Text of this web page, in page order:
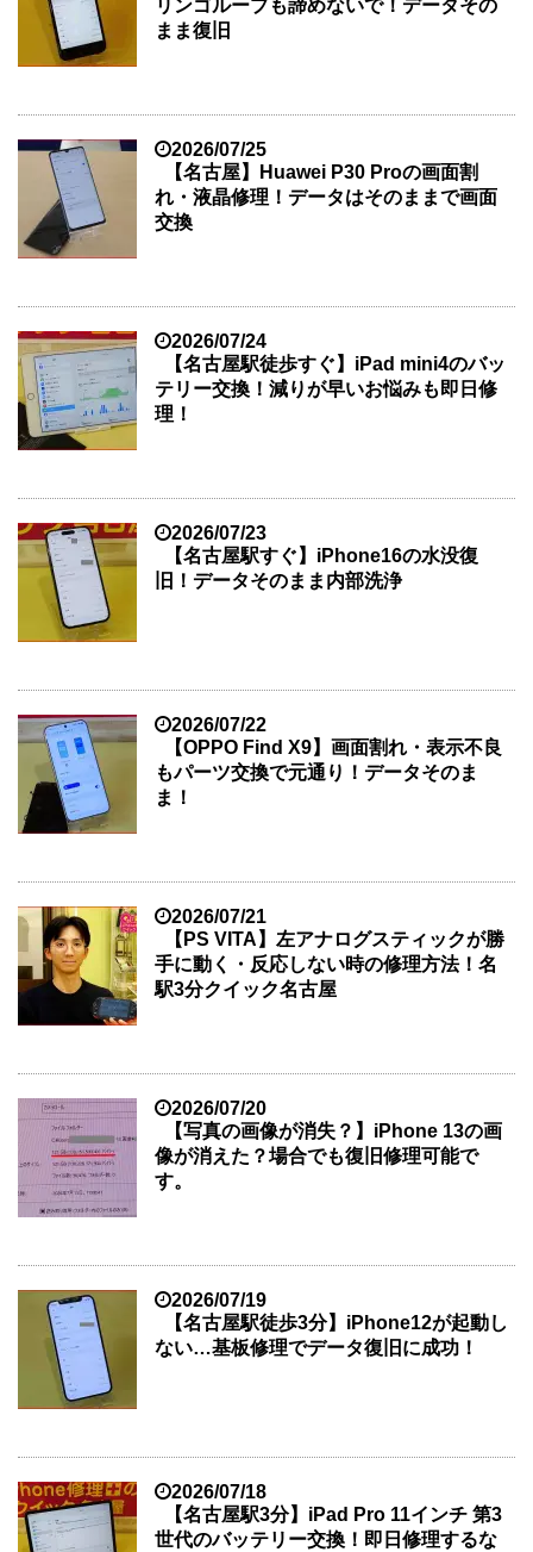
リンゴループも諦めないで！データその
まま復旧
2026/07/25
【名古屋】Huawei P30 Proの画面割
れ・液晶修理！データはそのままで画面
交換
2026/07/24
【名古屋駅徒歩すぐ】iPad mini4のバッ
テリー交換！減りが早いお悩みも即日修
理！
2026/07/23
【名古屋駅すぐ】iPhone16の水没復
旧！データそのまま内部洗浄
2026/07/22
【OPPO Find X9】画面割れ・表示不良
もパーツ交換で元通り！データそのま
ま！
2026/07/21
【PS VITA】左アナログスティックが勝
手に動く・反応しない時の修理方法！名
駅3分クイック名古屋
2026/07/20
【写真の画像が消失？】iPhone 13の画
像が消えた？場合でも復旧修理可能で
す。
2026/07/19
【名古屋駅徒歩3分】iPhone12が起動し
ない…基板修理でデータ復旧に成功！
2026/07/18
【名古屋駅3分】iPad Pro 11インチ 第3
世代のバッテリー交換！即日修理するな